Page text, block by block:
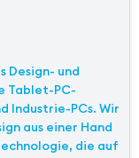
Design- und
Tablet-PC-
Industrie-PCs. Wir
aus einer Hand
die auf